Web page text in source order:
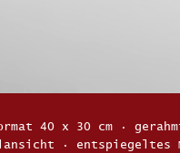
40 x 30 cm ·
· entspiegeltes